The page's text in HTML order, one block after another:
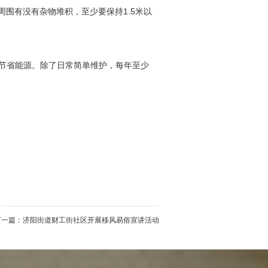
围有没有杂物堆积，至少要保持1.5米以
能源。除了日常简单维护，每年至少
篇： 济阳街道财工街社区开展移风易俗宣讲活动